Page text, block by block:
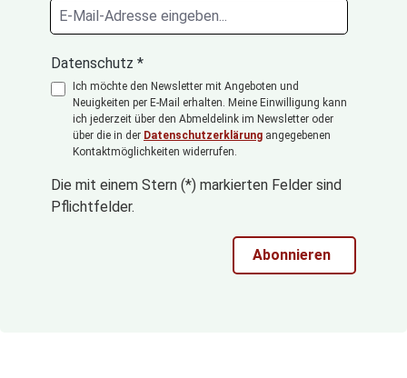
Datenschutz *
Ich möchte den Newsletter mit Angeboten und
Neuigkeiten per E-Mail erhalten. Meine Einwilligung kann
ich jederzeit über den Abmeldelink im Newsletter oder
über die in der Datenschutzerklärung angegebenen
Kontaktmöglichkeiten widerrufen.
Die mit einem Stern (*) markierten Felder sind
Pflichtfelder.
Abonnieren